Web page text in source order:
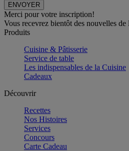
Merci pour votre inscription!
Vous recevrez bientôt des nouvelles de
Produits
Cuisine & Pâtisserie
Service de table
Les indispensables de la Cuisine
Cadeaux
Découvrir
Recettes
Nos Histoires
Services
Concours
Carte Cadeau